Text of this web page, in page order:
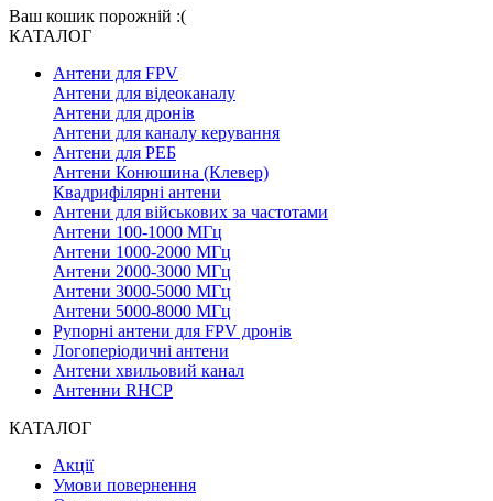
Ваш кошик порожній :(
КАТАЛОГ
Антени для FPV
Антени для відеоканалу
Антени для дронів
Антени для каналу керування
Антени для РЕБ
Антени Конюшина (Клевер)
Квадрифілярні антени
Антени для військових за частотами
Антени 100-1000 МГц
Антени 1000-2000 МГц
Антени 2000-3000 МГц
Антени 3000-5000 МГц
Антени 5000-8000 МГц
Рупорні антени для FPV дронів
Логоперіодичні антени
Антени хвильовий канал
Антенни RHCP
КАТАЛОГ
Акції
Умови повернення